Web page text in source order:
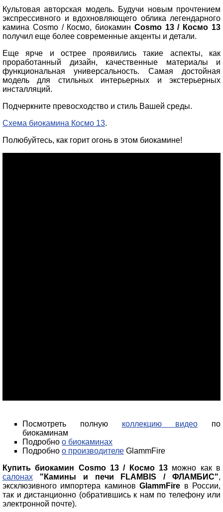
Культовая авторская модель. Будучи новым прочтением
экспрессивного и вдохновляющего облика легендарного
камина Cosmo / Космо, биокамин Cosmo 13 / Космо 13
получил еще более современные акценты и детали.
Еще ярче и острее проявились такие аспекты, как
проработанный дизайн, качественные материалы и
функциональная универсальность. Самая достойная
модель для стильных интерьерных и экстерьерных
инсталляций.
Подчеркните превосходство и стиль Вашей среды.
Схема биокамина Космо 13.
Полюбуйтесь, как горит огонь в этом биокамине!
Посмотреть полную коллекцию видео по
биокаминам
Подробно о биокаминах
Подробно о производителе GlammFire
Купить биокамин Cosmo 13 / Космо 13 можно как в
салонах
"Камины и печи FLAMBIS / ФЛАМБИС",
эксклюзивного импортера каминовGlammFire в России,
так и дистанционно (обратившись к нам по телефону или
электронной почте).